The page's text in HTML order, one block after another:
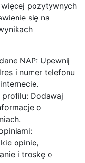
pozytywnych
się na
NAP: Upewnij
i numer telefonu
profilu: Dodawaj
o
opinie,
i troskę o